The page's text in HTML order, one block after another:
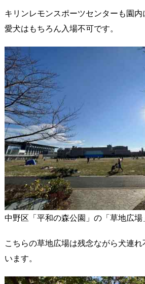
キリンレモンスポーツセンターも園内
愛犬はもちろん入場不可です。
中野区「平和の森公園」の「草地広
こちらの草地広場は残念ながら犬連
います。